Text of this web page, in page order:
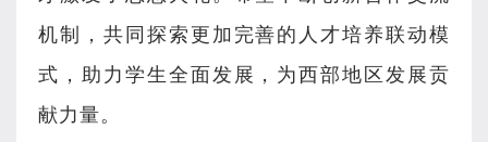
机制，共同探索更加完善的人才培养联动模
式，助力学生全面发展，为西部地区发展贡
献力量。